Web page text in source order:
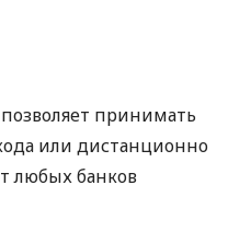
принимать
или дистанционно
любых банков